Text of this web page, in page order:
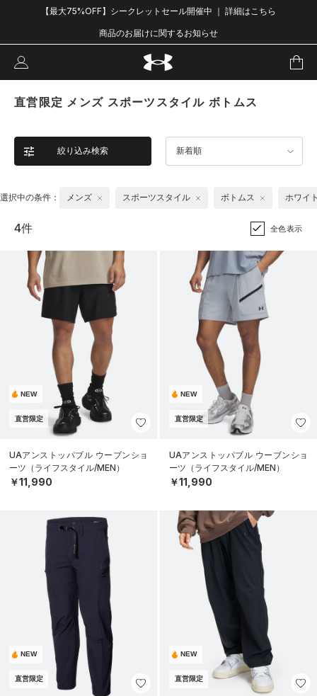
【最大75%OFF】シークレットセール開催中 ｜ 詳細はこちら
商品のお届けに関するお知らせ
直営限定 メンズ スポーツスタイル ボトムス
絞り込み検索 新着順
選択中の条件： メンズ スポーツスタイル ボトムス ホワイ
4件 全色表示
NEW
直営限定
UAアンストッパブル ウーブンショ
ーツ（ライフスタイル/MEN）
￥11,990
NEW
直営限定
UAアンストッパブル ウーブンショ
ーツ（ライフスタイル/MEN）
￥11,990
NEW
直営限定
NEW
直営限定